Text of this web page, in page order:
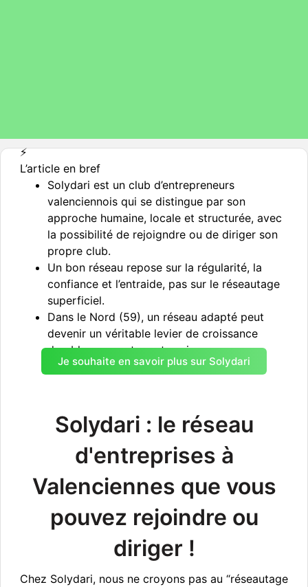
⚡️
L’article en bref
Solydari est un club d’entrepreneurs
valenciennois qui se distingue par son
approche humaine, locale et structurée, avec
la possibilité de rejoigndre ou de diriger son
propre club.
Un bon réseau repose sur la régularité, la
confiance et l’entraide, pas sur le réseautage
superficiel.
Dans le Nord (59), un réseau adapté peut
devenir un véritable levier de croissance
durable pour votre entreprise.
Je souhaite en savoir plus sur Solydari
Solydari : le réseau
d'entreprises à
Valenciennes que vous
pouvez rejoindre ou
diriger !
Chez Solydari, nous ne croyons pas au “réseautage